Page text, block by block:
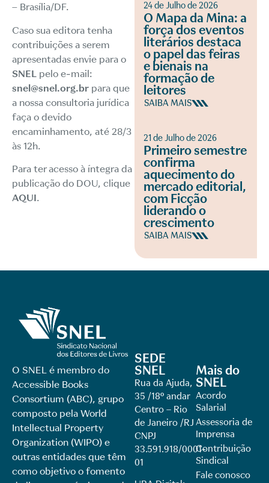
– Brasília/DF.
Caso sua editora tenha
contribuições a serem
apresentadas envie para o
SNEL pelo e-mail:
snel@snel.org.br para que
a nossa consultoria jurídica
faça o devido
encaminhamento, até 28/3
às 12h.
Para ter acesso à íntegra da
publicação do DOU, clique
AQUI.
24 de Julho de 2026
O Mapa da Mina: a
força dos eventos
literários destaca
o papel das feiras
e bienais na
formação de
leitores
SAIBA MAIS
21 de Julho de 2026
Primeiro semestre
confirma
aquecimento do
mercado editorial,
com Ficção
liderando o
crescimento
SAIBA MAIS
O SNEL é membro do
Accessible Books
Consortium (ABC), grupo
composto pela World
Intellectual Property
Organization (WIPO) e
outras entidades que têm
como objetivo o fomento
SEDE
SNEL
Rua da Ajuda,
35 /18º andar
Centro – Rio
de Janeiro /RJ
CNPJ
33.591.918/0001-
01
Mais do
SNEL
Acordo
Salarial
Assessoria de
Imprensa
Contribuição
Sindical
Fale conosco